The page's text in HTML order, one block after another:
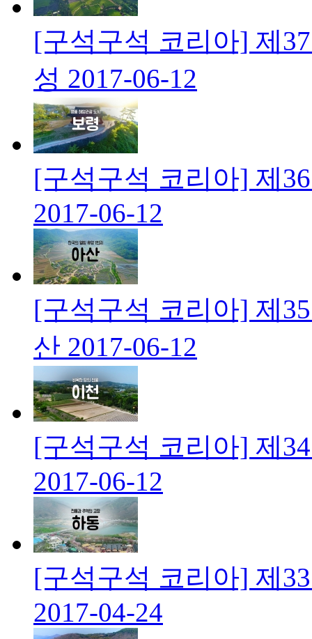
[구석구석 코리아] 제
성 2017-06-12
[구석구석 코리아] 제
2017-06-12
[구석구석 코리아] 제
산 2017-06-12
[구석구석 코리아] 제
2017-06-12
[구석구석 코리아] 제
2017-04-24